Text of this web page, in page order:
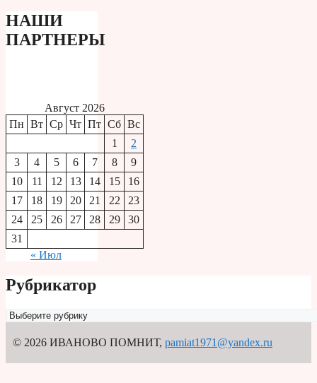
НАШИ
ПАРТНЕРЫ
Август 2026
Пн Вт Ср Чт Пт Сб Вс
1
2
3
4 5 6 7 8
9
10
11 12 13 14 15
16
17
18 19 20 21 22
23
24
25 26 27 28 29
30
31
« Июл
Рубрикатор
Рубрикатор
© 2026 ИВАНОВО ПОМНИТ, pamiat1971@yandex.ru